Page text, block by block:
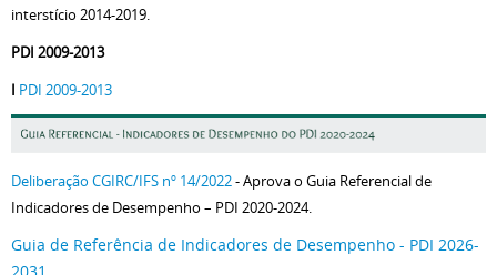
interstício 2014-2019.
PDI 2009-2013
I PDI 2009-2013
Deliberação CGIRC/IFS nº 14/2022- Aprova o Guia Referencial de
Indicadores de Desempenho – PDI 2020-2024.
Guia de Referência de Indicadores de Desempenho - PDI 2026-